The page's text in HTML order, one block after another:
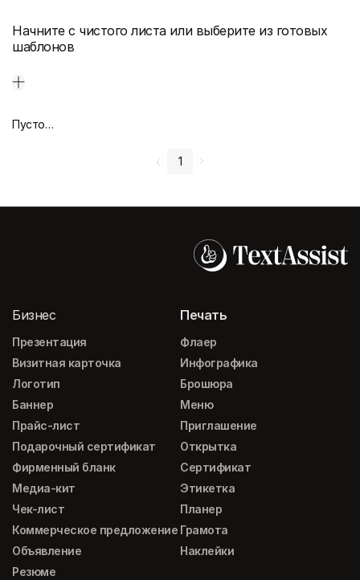
Начните с чистого листа или выберите из готовых
шаблонов
Пустой дизайн-макет
1
Бизнес
Презентация
Визитная карточка
Логотип
Баннер
Прайс-лист
Подарочный сертификат
Фирменный бланк
Медиа-кит
Чек-лист
Коммерческое предложение
Объявление
Резюме
Печать
Флаер
Инфографика
Брошюра
Меню
Приглашение
Открытка
Сертификат
Этикетка
Планер
Грамота
Наклейки